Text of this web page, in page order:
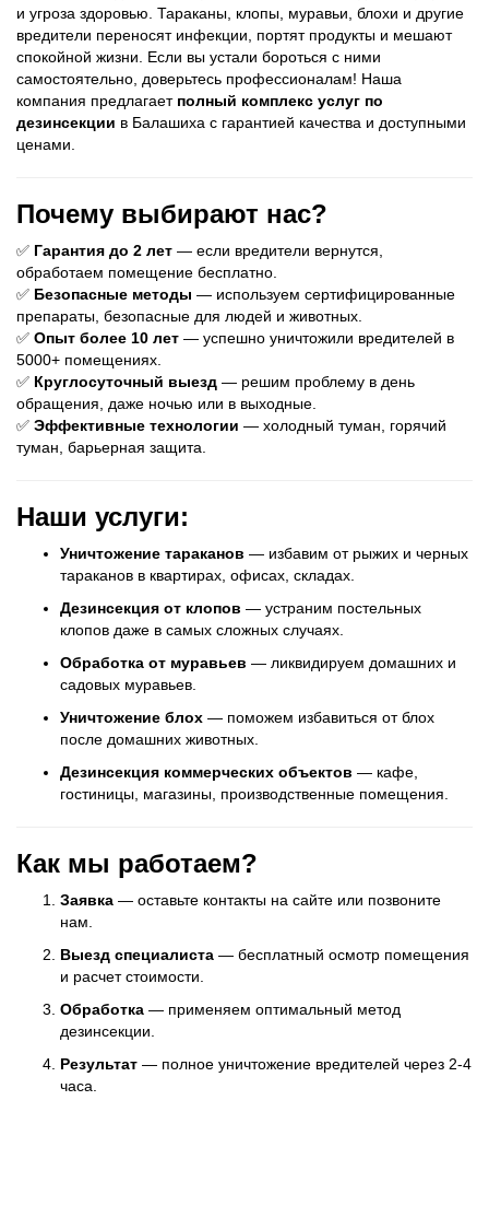
и угроза здоровью. Тараканы, клопы, муравьи, блохи и другие
вредители переносят инфекции, портят продукты и мешают
спокойной жизни. Если вы устали бороться с ними
самостоятельно, доверьтесь профессионалам! Наша
компания предлагает полный комплекс услуг по
дезинсекции в Балашиха с гарантией качества и доступными
ценами.
Почему выбирают нас?
✅ Гарантия до 2 лет — если вредители вернутся,
обработаем помещение бесплатно.
✅ Безопасные методы — используем сертифицированные
препараты, безопасные для людей и животных.
✅ Опыт более 10 лет — успешно уничтожили вредителей в
5000+ помещениях.
✅ Круглосуточный выезд — решим проблему в день
обращения, даже ночью или в выходные.
✅ Эффективные технологии — холодный туман, горячий
туман, барьерная защита.
Наши услуги:
Уничтожение тараканов — избавим от рыжих и черных
тараканов в квартирах, офисах, складах.
Дезинсекция от клопов — устраним постельных
клопов даже в самых сложных случаях.
Обработка от муравьев — ликвидируем домашних и
садовых муравьев.
Уничтожение блох — поможем избавиться от блох
после домашних животных.
Дезинсекция коммерческих объектов — кафе,
гостиницы, магазины, производственные помещения.
Как мы работаем?
Заявка — оставьте контакты на сайте или позвоните
нам.
Выезд специалиста — бесплатный осмотр помещения
и расчет стоимости.
Обработка — применяем оптимальный метод
дезинсекции.
Результат — полное уничтожение вредителей через 2-4
часа.